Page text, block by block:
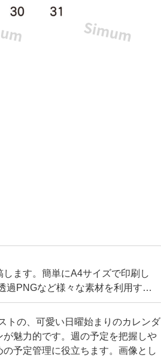
ます。簡単にA4サイズで印刷し
過PNGなど様々な素材を利用する
トの、可愛い日曜始まりのカレンダ
魅力的です。週の予定を把握しや
予定管理に役立ちます。画像とし